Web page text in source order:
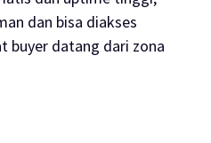
dan bisa diakses
buyer datang dari zona